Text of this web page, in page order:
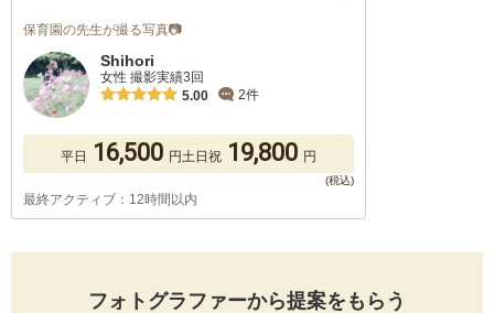
保育園の先生が撮る写真📷
Shihori
女性 撮影実績3回
5.00
2件
平日 16,500 円土日祝 19,800 円
最終アクティブ：12時間以内
フォトグラファーから提案をもらう